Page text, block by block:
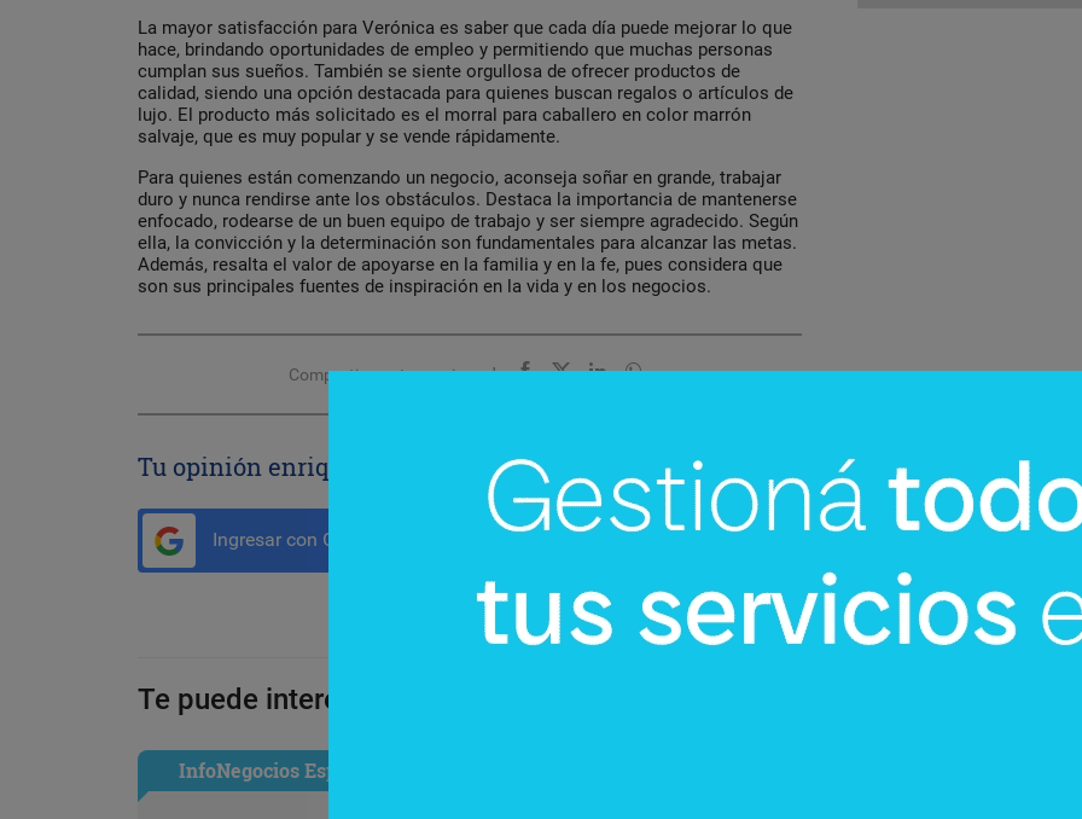
La mayor satisfacción para Verónica es saber que cada día puede mejorar lo que
hace, brindando oportunidades de empleo y permitiendo que muchas personas
cumplan sus sueños. También se siente orgullosa de ofrecer productos de
calidad, siendo una opción destacada para quienes buscan regalos o artículos de
lujo. El producto más solicitado es el morral para caballero en color marrón
salvaje, que es muy popular y se vende rápidamente.
Para quienes están comenzando un negocio, aconseja soñar en grande, trabajar
duro y nunca rendirse ante los obstáculos. Destaca la importancia de mantenerse
enfocado, rodearse de un buen equipo de trabajo y ser siempre agradecido. Según
ella, la convicción y la determinación son fundamentales para alcanzar las metas.
Además, resalta el valor de apoyarse en la familia y en la fe, pues considera que
son sus principales fuentes de inspiración en la vida y en los negocios.
Compartir con tus amigos de
Tu opinión enriquece este artículo:
Ingresar con Google
Te puede interesar:
InfoNegocios España